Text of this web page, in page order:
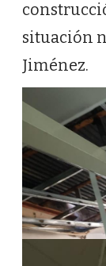
situación
Jiménez.